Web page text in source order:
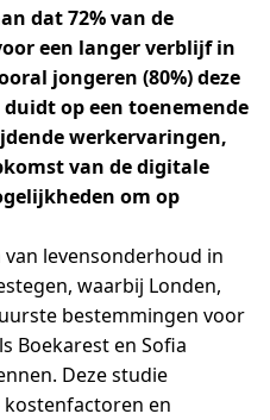
dat 72% van de
een langer verblijf in
jongeren (80%) deze
op een toenemende
werkervaringen,
van de digitale
om op
levensonderhoud in
waarbij Londen,
bestemmingen voor
Boekarest en Sofia
Deze studie
en